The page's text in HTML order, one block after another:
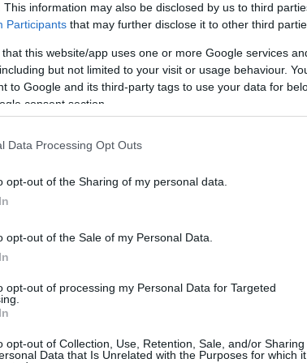
This information may also be disclosed by us to third
Participants that may further disclose it to other third
that this website/app uses one or more Google services
but not limited to your visit or usage behaviour.
to Google and its third-party tags to use your data for
consent section.
Data Processing Opt Outs
opt-out of the Sharing of my personal data.
opt-out of the Sale of my Personal Data.
opt-out of processing my Personal Data for Targeted
opt-out of Collection, Use, Retention, Sale, and/or Sharing
Data that Is Unrelated with the Purposes for which it
Groupama Arénában az AEK Athént
utolsó fordulójában.
án játsszák, szintén 21 órakor a görög
csomópont épül Angyalföldön